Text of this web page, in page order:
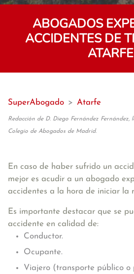
ABOGADOS
ACCIDENTES DE
ATARFE
SuperAbogado > Atarfe
Redacción de D. Diego Fernández Fernández,
Colegio de Abogados de Madrid.
En caso de haber sufrido un
mejor es acudir a un abogado
accidentes a la hora de iniciar la
Es importante destacar que se
accidente en calidad de:
Conductor.
Ocupante.
Viajero (transporte público o